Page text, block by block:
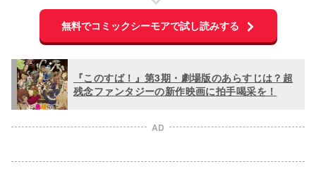
無料でコミックシーモアで試し読みする
『このすば！』第3期・劇場版のあらすじは？超
残念ファンタジーの新作映画に拍手喝采を！
AD